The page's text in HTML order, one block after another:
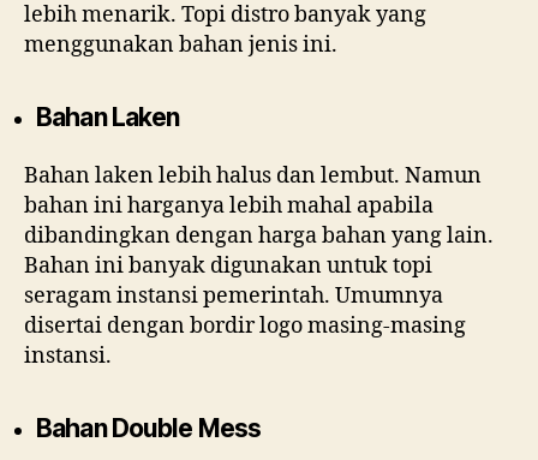
lebih menarik. Topi distro banyak yang
menggunakan bahan jenis ini.
Bahan Laken
Bahan laken lebih halus dan lembut. Namun
bahan ini harganya lebih mahal apabila
dibandingkan dengan harga bahan yang lain.
Bahan ini banyak digunakan untuk topi
seragam instansi pemerintah. Umumnya
disertai dengan bordir logo masing-masing
instansi.
Bahan Double Mess